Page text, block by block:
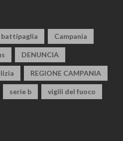
battipaglia Campania
DENUNCIA
REGIONE CAMPANIA
serie b vigili del fuoco